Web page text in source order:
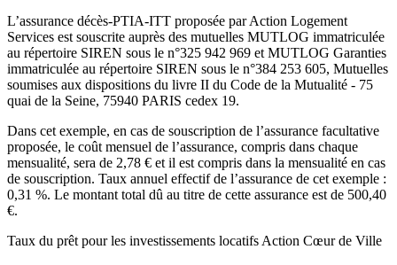
L’assurance décès-PTIA-ITT proposée par Action Logement
Services est souscrite auprès des mutuelles MUTLOG immatriculée
au répertoire SIREN sous le n°325 942 969 et MUTLOG Garanties
immatriculée au répertoire SIREN sous le n°384 253 605, Mutuelles
soumises aux dispositions du livre II du Code de la Mutualité - 75
quai de la Seine, 75940 PARIS cedex 19.
Dans cet exemple, en cas de souscription de l’assurance facultative
proposée, le coût mensuel de l’assurance, compris dans chaque
mensualité, sera de 2,78 € et il est compris dans la mensualité en cas
de souscription. Taux annuel effectif de l’assurance de cet exemple :
0,31 %. Le montant total dû au titre de cette assurance est de 500,40
€.
Taux du prêt pour les investissements locatifs Action Cœur de Ville